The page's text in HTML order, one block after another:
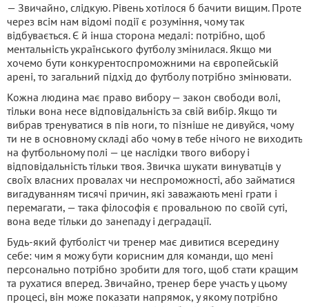
— Звичайно, слідкую. Рівень хотілося б бачити вищим. Проте
через всім нам відомі події є розуміння, чому так
відбувається. Є й інша сторона медалі: потрібно, щоб
ментальність українського футболу змінилася. Якщо ми
хочемо бути конкурентоспроможними на європейській
арені, то загальний підхід до футболу потрібно змінювати.
Кожна людина має право вибору — закон свободи волі,
тільки вона несе відповідальність за свій вибір. Якщо ти
вибрав тренуватися в пів ноги, то пізніше не дивуйся, чому
ти не в основному складі або чому в тебе нічого не виходить
на футбольному полі — це наслідки твого вибору і
відповідальність тільки твоя. Звичка шукати винуватців у
своїх власних провалах чи неспроможності, або займатися
вигадуванням тисячі причин, які заважають мені грати і
перемагати, — така філософія є провальною по своїй суті,
вона веде тільки до занепаду і деградації.
Будь-який футболіст чи тренер має дивитися всередину
себе: чим я можу бути корисним для команди, що мені
персонально потрібно зробити для того, щоб стати кращим
та рухатися вперед. Звичайно, тренер бере участь у цьому
процесі, він може показати напрямок, у якому потрібно